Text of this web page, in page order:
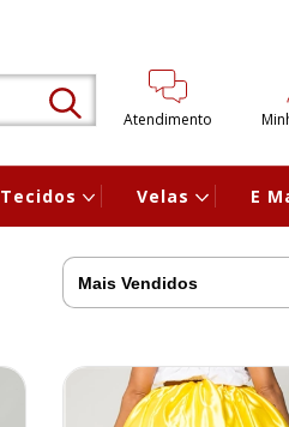
Atendimento
Tecidos Velas E